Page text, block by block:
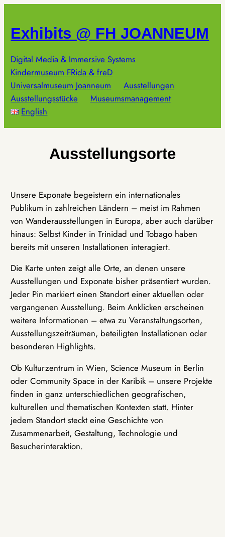
springen
Exhibits @ FH JOANNEUM
Digital Media & Immersive Systems
Kindermuseum FRida & freD
Universalmuseum Joanneum
Ausstellungen
Ausstellungsstücke
Museumsmanagement
English
Ausstellungsorte
Unsere Exponate begeistern ein internationales
Publikum in zahlreichen Ländern – meist im Rahmen
von Wanderausstellungen in Europa, aber auch darüber
hinaus: Selbst Kinder in Trinidad und Tobago haben
bereits mit unseren Installationen interagiert.
Die Karte unten zeigt alle Orte, an denen unsere
Ausstellungen und Exponate bisher präsentiert wurden.
Jeder Pin markiert einen Standort einer aktuellen oder
vergangenen Ausstellung. Beim Anklicken erscheinen
weitere Informationen – etwa zu Veranstaltungsorten,
Ausstellungszeiträumen, beteiligten Installationen oder
besonderen Highlights.
Ob Kulturzentrum in Wien, Science Museum in Berlin
oder Community Space in der Karibik – unsere Projekte
finden in ganz unterschiedlichen geografischen,
kulturellen und thematischen Kontexten statt. Hinter
jedem Standort steckt eine Geschichte von
Zusammenarbeit, Gestaltung, Technologie und
Besucherinteraktion.